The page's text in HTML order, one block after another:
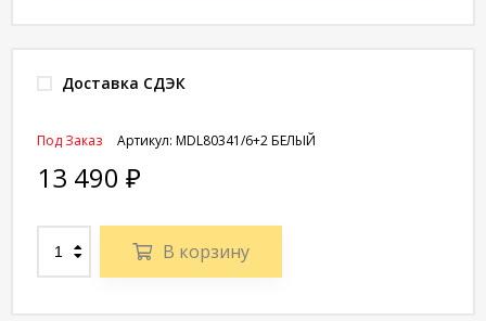
Доставка СДЭК
Артикул: MDL80341/6+2 БЕЛЫЙ
Под Заказ
13 490 ₽
В корзину